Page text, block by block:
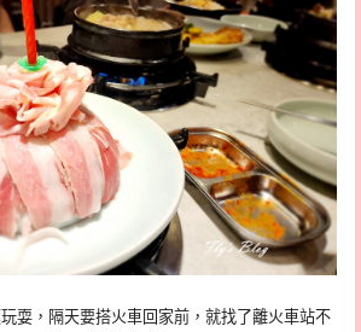
耍，隔天要搭火車回家前，就找了離火車站不